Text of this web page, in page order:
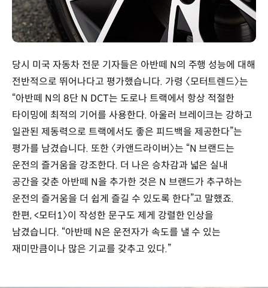
당시 미국 자동차 전문 기자들은 아반떼 N의 주행 성능에 대해
전반적으로 뛰어나다고 평가했습니다. 가령 〈모터트렌드〉는
“아반떼 N의 8단 N DCT는 도로나 트랙에서 항상 적절한
타이밍에 최적의 기어를 사용한다. 아울러 브레이크는 강하고
일관된 제동력으로 트랙에서도 좋은 피드백을 제공한다”는
평가를 남겼습니다. 또한 〈카앤드라이버〉는 “N 브랜드는
운전의 즐거움을 강조한다. 더 나은 승차감과 넓은 실내
공간을 갖춘 아반떼 N을 추가한 것은 N 브랜드가 추구하는
운전의 즐거움을 더 쉽게 즐길 수 있도록 한다”고 말했죠.
한편, <모터1〉이 작성한 문구도 제게 강렬한 인상을
남겼습니다. “아반떼 N은 운전자가 속도를 낼 수 있는
재미만큼이나 많은 기교를 갖추고 있다.”